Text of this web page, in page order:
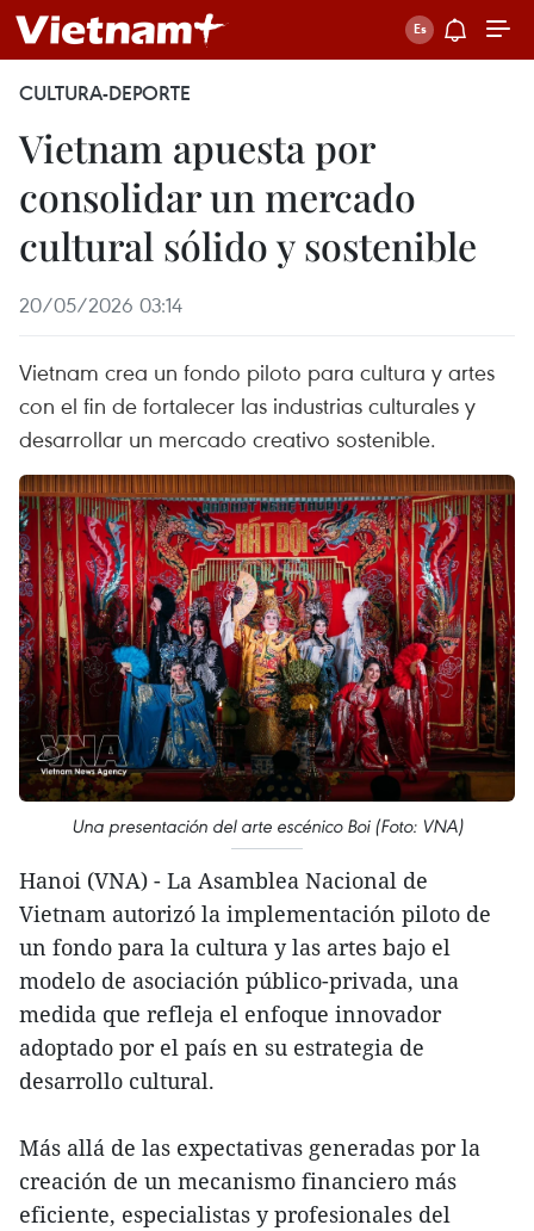
CULTURA-DEPORTE
Vietnam apuesta por
consolidar un mercado
cultural sólido y sostenible
20/05/2026 03:14
Vietnam crea un fondo piloto para cultura y artes
con el fin de fortalecer las industrias culturales y
desarrollar un mercado creativo sostenible.
Una presentación del arte escénico Boi (Foto: VNA)
Hanoi (VNA) - La Asamblea Nacional de
Vietnam autorizó la implementación piloto de
un fondo para la cultura y las artes bajo el
modelo de asociación público-privada, una
medida que refleja el enfoque innovador
adoptado por el país en su estrategia de
desarrollo cultural.
Más allá de las expectativas generadas por la
creación de un mecanismo financiero más
eficiente, especialistas y profesionales del